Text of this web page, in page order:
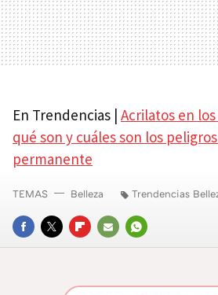
En Trendencias | Acrilatos en
qué son y cuáles son los
permanente
FACEBOOK
TWITTERFLIPBOARD
E-
WHATSAPP
TEMAS Belleza Trendencias